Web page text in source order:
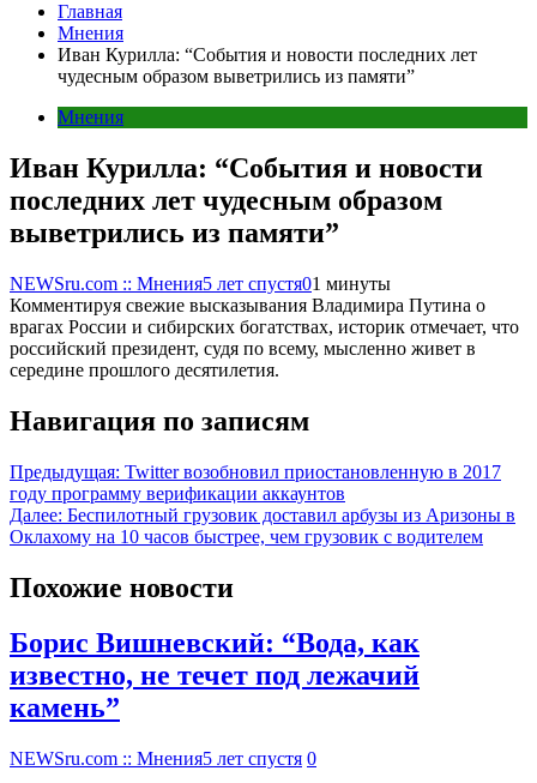
Главная
Мнения
Иван Курилла: “События и новости последних лет
чудесным образом выветрились из памяти”
Мнения
Иван Курилла: “События и новости
последних лет чудесным образом
выветрились из памяти”
NEWSru.com :: Мнения5 лет спустя01 минуты
Комментируя свежие высказывания Владимира Путина о
врагах России и сибирских богатствах, историк отмечает, что
российский президент, судя по всему, мысленно живет в
середине прошлого десятилетия.
Навигация по записям
Предыдущая: Twitter возобновил приостановленную в 2017
году программу верификации аккаунтов
Далее: Беспилотный грузовик доставил арбузы из Аризоны в
Оклахому на 10 часов быстрее, чем грузовик с водителем
Похожие новости
Борис Вишневский: “Вода, как
известно, не течет под лежачий
камень”
NEWSru.com :: Мнения5 лет спустя 0